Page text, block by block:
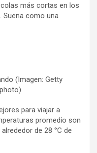
más cortas en los
Suena como una
(Imagen: Getty
para viajar a
promedio son
de 28 °C de